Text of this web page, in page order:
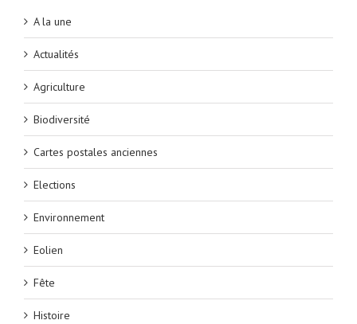
A la une
Actualités
Agriculture
Biodiversité
Cartes postales anciennes
Elections
Environnement
Eolien
Fête
Histoire